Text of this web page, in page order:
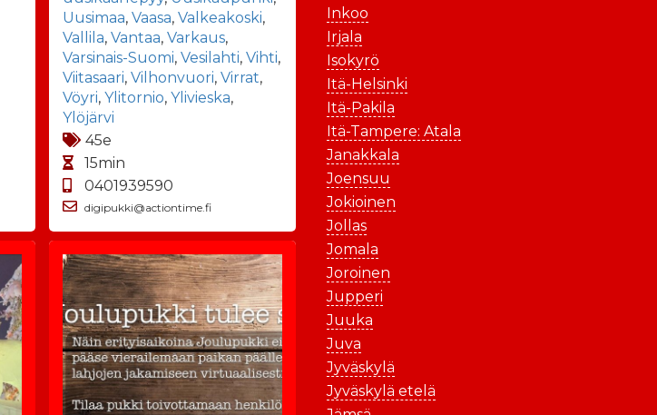
Uusimaa,Vaasa,Valkeakoski,
Vallila,Vantaa,Varkaus,
Varsinais-Suomi,Vesilahti,Vihti,
Viitasaari,Vilhonvuori,Virrat,
Vöyri,Ylitornio,Ylivieska,
Ylöjärvi
45e
15min
0401939590
digipukki@actiontime.fi
Inkoo
Irjala
Isokyrö
Itä-Helsinki
Itä-Pakila
Itä-Tampere: Atala
Janakkala
Joensuu
Jokioinen
Jollas
Jomala
Joroinen
Jupperi
Juuka
Juva
Jyväskylä
Jyväskylä etelä